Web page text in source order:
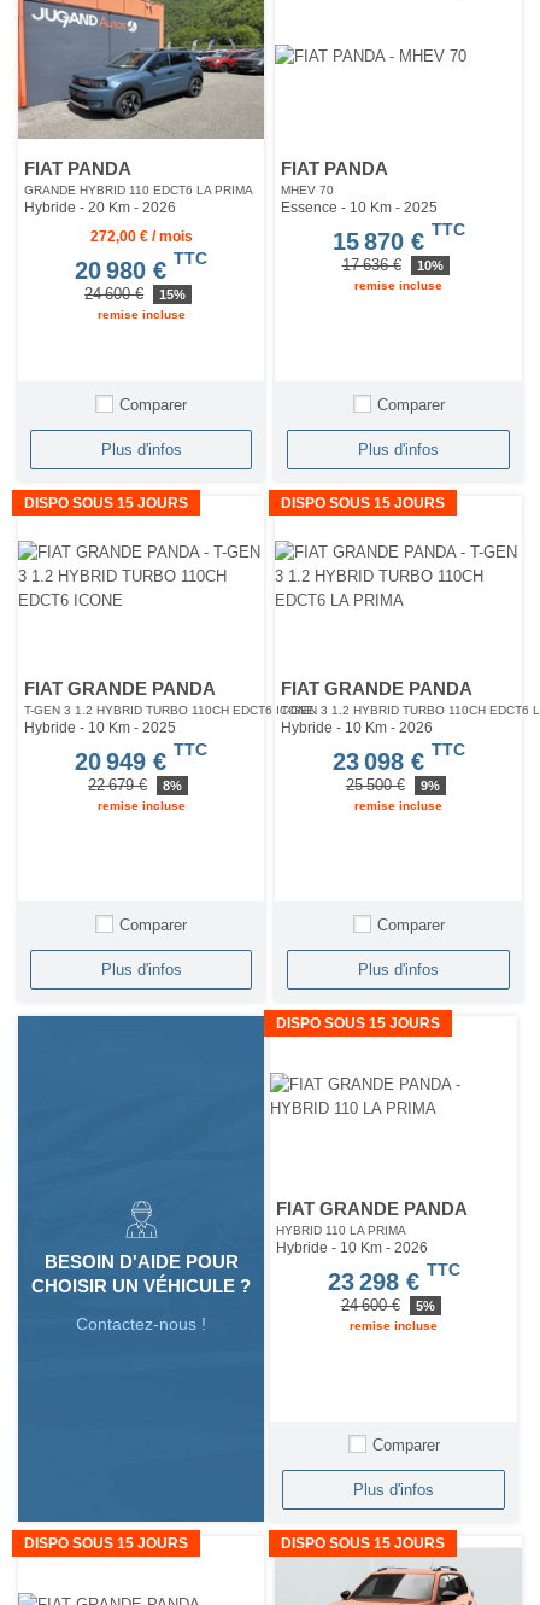
FIAT PANDA
GRANDE HYBRID 110 EDCT6 LA PRIMA
Hybride - 20 Km - 2026
272,00 € / mois
20 980 € TTC
24 600 € 15%
remise incluse
Comparer
Plus d'infos
FIAT PANDA
MHEV 70
Essence - 10 Km- 2025
15 870 € TTC
17 636 € 10%
remise incluse
Comparer
Plus d'infos
DISPO SOUS 15 JOURS
FIAT GRANDE PANDA
T-GEN 3 1.2 HYBRID TURBO 110CH EDCT6 ICONE
Hybride - 10 Km - 2025
20 949 € TTC
22 679 € 8%
remise incluse
Comparer
Plus d'infos
DISPO SOUS 15 JOURS
FIAT GRANDE PANDA
T-GEN 3 1.2 HYBRID TURBO 110CH EDCT6
Hybride - 10 Km- 2026
23 098 € TTC
25 500 € 9%
remise incluse
Comparer
Plus d'infos
BESOIN D'AIDE POUR
CHOISIR UN VÉHICULE ?
Contactez-nous !
DISPO SOUS 15 JOURS
FIAT GRANDE PANDA
HYBRID 110 LA PRIMA
Hybride - 10 Km- 2026
23 298 € TTC
24 600 € 5%
remise incluse
Comparer
Plus d'infos
DISPO SOUS 15 JOURS DISPO SOUS 15 JOURS